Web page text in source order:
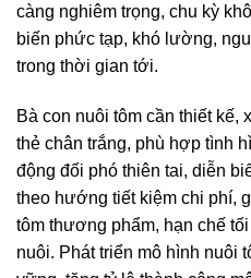
càng nghiêm trọng, chu kỳ
biến phức tạp, khó lường,
trong thời gian tới.
Bà con nuôi tôm cần thiết kế,
thẻ chân trắng, phù hợp tình
động đối phó thiên tai, diễn
theo hướng tiết kiệm chi phí,
tôm thương phẩm, hạn chế
nuôi. Phát triển mô hình nuôi